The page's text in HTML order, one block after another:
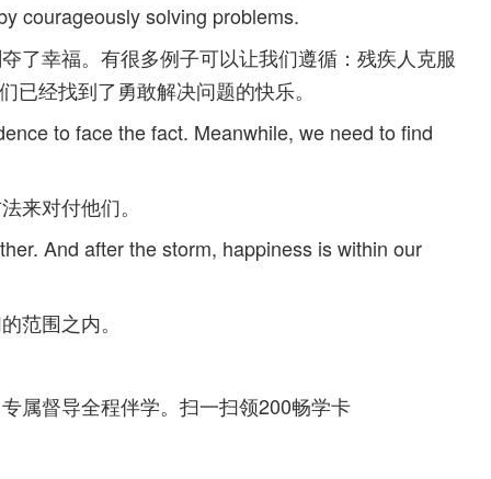
courageously solving problems.
了幸福。有很多例子可以让我们遵循：残疾人克服
经找到了勇敢解决问题的快乐。
to face the fact. Meanwhile, we need to find
来对付他们。
And after the storm, happiness is within our
范围之内。
属督导全程伴学。扫一扫领200畅学卡